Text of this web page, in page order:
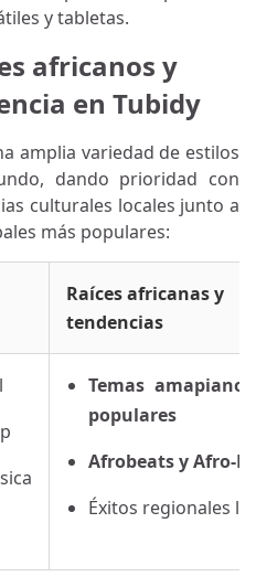
y tabletas.
africanos y
en Tubidy
amplia variedad de estilos
dando prioridad con
culturales locales junto a
más populares:
Raíces africanas y
tendencias
Temas
populares
Afrobeats y Afro-
Éxitos regionales